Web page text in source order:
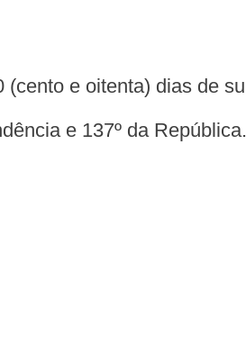
(cento e oitenta) dias de
e 137º da República.